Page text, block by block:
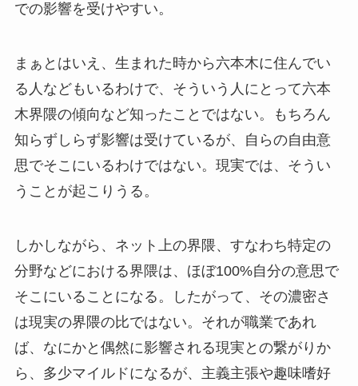
での影響を受けやすい。
まぁとはいえ、生まれた時から六本木に住んでい
る人などもいるわけで、そういう人にとって六本
木界隈の傾向など知ったことではない。もちろん
知らずしらず影響は受けているが、自らの自由意
思でそこにいるわけではない。現実では、そうい
うことが起こりうる。
しかしながら、ネット上の界隈、すなわち特定の
分野などにおける界隈は、ほぼ100%自分の意思で
そこにいることになる。したがって、その濃密さ
は現実の界隈の比ではない。それが職業であれ
ば、なにかと偶然に影響される現実との繋がりか
ら、多少マイルドになるが、主義主張や趣味嗜好